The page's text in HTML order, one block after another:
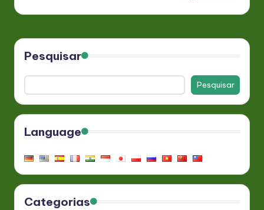
Pesquisar
Pesquisar
Language
Categorias